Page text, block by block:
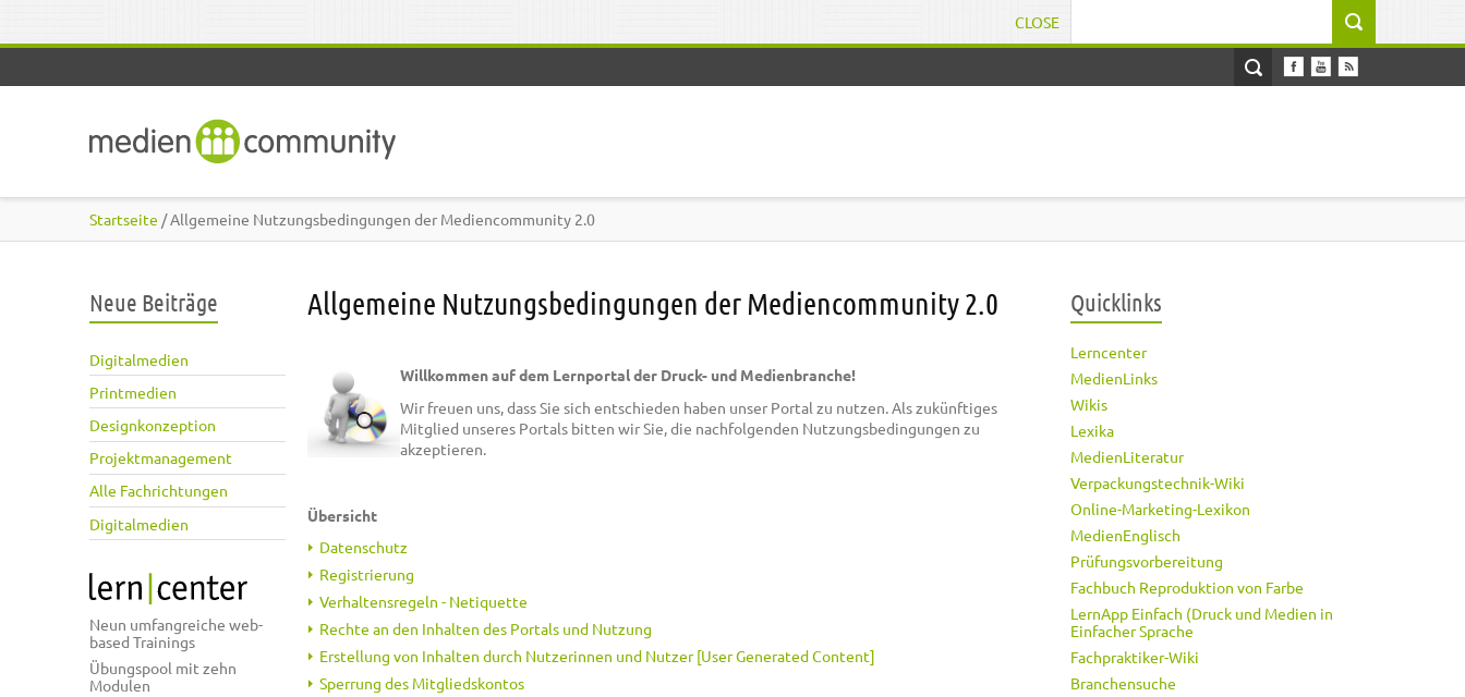
CLOSE
Startseite / Allgemeine Nutzungsbedingungen der Mediencommunity 2.0
Neue Beiträge
Digitalmedien
Printmedien
Designkonzeption
Projektmanagement
Alle Fachrichtungen
Digitalmedien
Neun umfangreiche web-
based Trainings
Übungspool mit zehn
Modulen
Allgemeine Nutzungsbedingungen der Mediencommunity 2.0
Willkommen auf dem Lernportal der Druck- und Medienbranche!
Wir freuen uns, dass Sie sich entschieden haben unser Portal zu nutzen. Als zukünftiges
Mitglied unseres Portals bitten wir Sie, die nachfolgenden Nutzungsbedingungen zu
akzeptieren.
Übersicht
Datenschutz
Registrierung
Verhaltensregeln - Netiquette
Rechte an den Inhalten des Portals und Nutzung
Erstellung von Inhalten durch Nutzerinnen und Nutzer [User Generated Content]
Sperrung des Mitgliedskontos
Quicklinks
Lerncenter
MedienLinks
Wikis
Lexika
MedienLiteratur
Verpackungstechnik-Wiki
Online-Marketing-Lexikon
MedienEnglisch
Prüfungsvorbereitung
Fachbuch Reproduktion von Farbe
LernApp Einfach (Druck und Medien in
Einfacher Sprache
Fachpraktiker-Wiki
Branchensuche